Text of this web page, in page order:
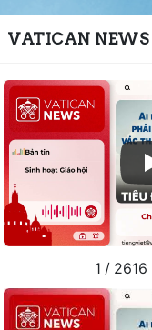
VATICAN NEWS
1 / 2616